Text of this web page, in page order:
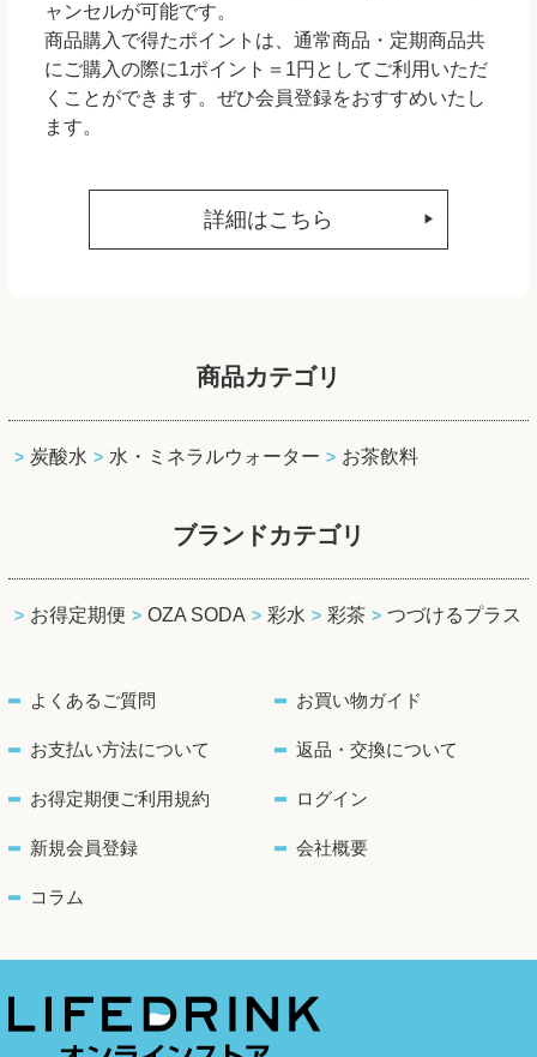
ャンセルが可能です。
商品購入で得たポイントは、通常商品・定期商品共
にご購入の際に1ポイント＝1円としてご利用いただ
くことができます。ぜひ会員登録をおすすめいたし
ます。
詳細はこちら
商品カテゴリ
炭酸水 水・ミネラルウォーター お茶飲料
ブランドカテゴリ
お得定期便 OZA SODA 彩水 彩茶 つづけるプラス
よくあるご質問 お買い物ガイド
お支払い方法について 返品・交換について
お得定期便ご利用規約 ログイン
新規会員登録 会社概要
コラム